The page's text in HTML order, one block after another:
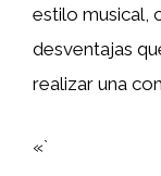
estilo musical,
desventajas
realizar una
«`